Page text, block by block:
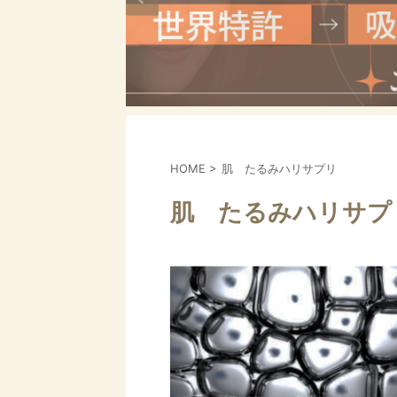
HOME > 肌 たるみハリサプリ
肌 たるみハリサプ